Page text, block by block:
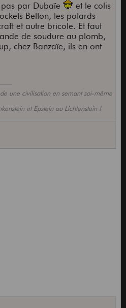
par Dubaïe
et le colis
Belton, les potards
et autre bricole. Et faut
de soudure au plomb,
chez Banzaïe, ils en ont
une civilisation en semant soi-même
et Epstein au Lichtenstein !